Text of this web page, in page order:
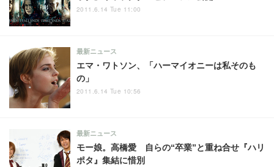
2011.6.14 Tue 11:00
エマ・ワトソン、「ハーマイオニーは私そのも
の」
最新ニュース
2011.6.14 Tue 10:56
モー娘。高橋愛 自らの“卒業”と重ね合せ『ハリ
ポタ』集結に惜別
最新ニュース